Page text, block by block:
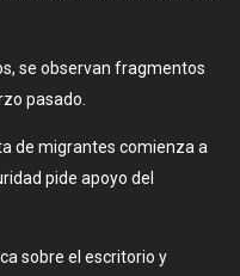
se observan fragmentos
pasado.
de migrantes comienza a
pide apoyo del
sobre el escritorio y